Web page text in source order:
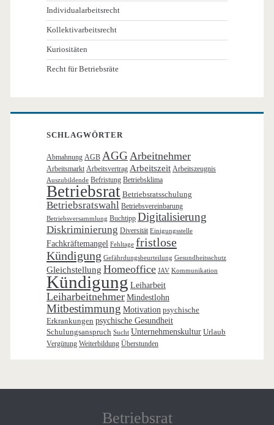
Individualarbeitsrecht
Kollektivarbeitsrecht
Kuriositäten
Recht für Betriebsräte
SCHLAGWÖRTER
Abmahnung AGB AGG Arbeitnehmer
Arbeitsmarkt Arbeitsvertrag Arbeitszeit Arbeitszeugnis
Auszubildende Befristung Betriebsklima
Betriebsrat Betriebsratsschulung
Betriebsratswahl Betriebsvereinbarung
Betriebsversammlung Buchtipp Digitalisierung
Diskriminierung Diversität Einigungsstelle
Fachkräftemangel Fehltage fristlose
Kündigung Gefährdungsbeurteilung Gesundheitsschutz
Gleichstellung Homeoffice JAV Kommunikation
Kündigung Leiharbeit
Leiharbeitnehmer Mindestlohn
Mitbestimmung Motivation psychische
Erkrankungen psychische Gesundheit
Schulungsanspruch Sucht Unternehmenskultur Urlaub
Vergütung Weiterbildung Überstunden
Betriebsrat